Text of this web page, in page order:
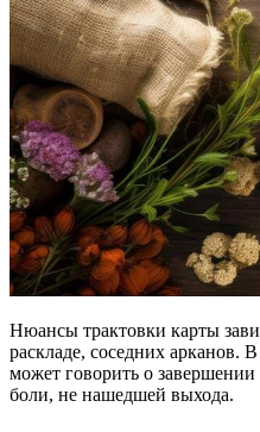
Нюансы трактовки карты
раскладе, соседних арканов.
может говорить о
боли, не нашедшей выхода.